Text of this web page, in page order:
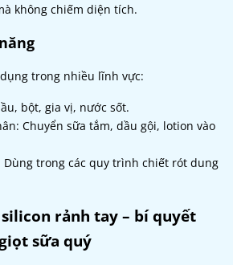
không chiếm diện tích.
trong nhiều lĩnh vực:
bột, gia vị, nước sốt.
Chuyển sữa tắm, dầu gội, lotion vào
Dùng trong các quy trình chiết rót dung
rảnh tay – bí quyết
sữa quý